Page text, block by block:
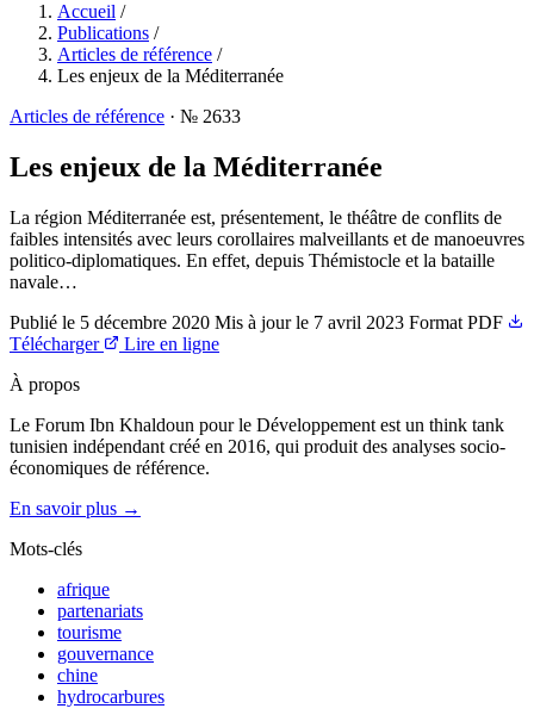
Accueil /
Publications /
Articles de référence /
Les enjeux de la Méditerranée
Articles de référence · № 2633
Les enjeux de la Méditerranée
La région Méditerranée est, présentement, le théâtre de conflits de
faibles intensités avec leurs corollaires malveillants et de manoeuvres
politico-diplomatiques. En effet, depuis Thémistocle et la bataille
navale…
Publié le 5 décembre 2020 Mis à jour le 7 avril 2023 Format PDF
Télécharger
Lire en ligne
À propos
Le Forum Ibn Khaldoun pour le Développement est un think tank
tunisien indépendant créé en 2016, qui produit des analyses socio-
économiques de référence.
En savoir plus →
Mots-clés
afrique
partenariats
tourisme
gouvernance
chine
hydrocarbures